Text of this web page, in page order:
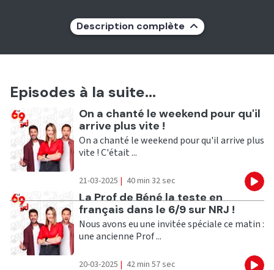
Description complète
Episodes à la suite...
Ecouter
On a chanté le weekend pour qu'il
arrive plus vite !
On a chanté le weekend pour qu'il arrive plus
vite ! C'était ...
21-03-2025 | 40 min 32 sec
Ecouter
La Prof de Béné la teste en
français dans le 6/9 sur NRJ !
Nous avons eu une invitée spéciale ce matin :
une ancienne Prof ...
20-03-2025 | 42 min 57 sec